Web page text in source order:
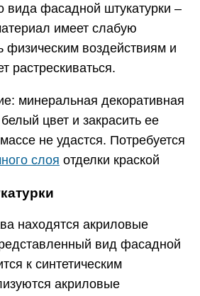
вида фасадной штукатурки –
имеет слабую
физическим воздействиям и
растрескиваться.
минеральная декоративная
цвет и закрасить ее
не удастся. Потребуется
слоя отделки краской
находятся акриловые
вид фасадной
к синтетическим
акриловые